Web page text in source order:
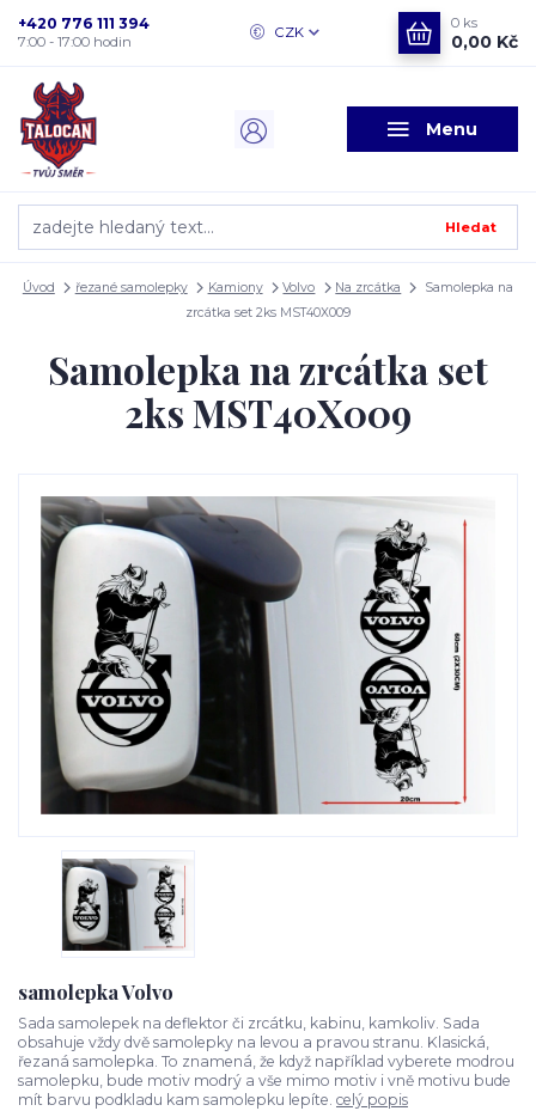
Menu
CZK
Hledat
+420 776 111 394
7:00 - 17:00 hodin
0 ks
0,00 Kč
Úvod řezané samolepky Kamiony Volvo Na zrcátka
Samolepka na
zrcátka set 2ks MST40X009
Samolepka na zrcátka set
2ks MST40X009
samolepka Volvo
Sada samolepek na deflektor či zrcátku, kabinu, kamkoliv. Sada
obsahuje vždy dvě samolepky na levou a pravou stranu. Klasická,
řezaná samolepka. To znamená, že když například vyberete modrou
samolepku, bude motiv modrý a vše mimo motiv i vně motivu bude
mít barvu podkladu kam samolepku lepíte. celý popis